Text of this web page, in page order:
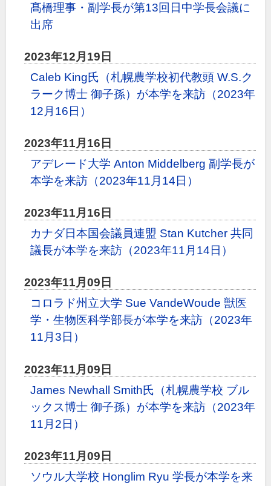
髙橋理事・副学長が第13回日中学長会議に
出席
2023年12月19日
Caleb King氏（札幌農学校初代教頭 W.S.ク
ラーク博士 御子孫）が本学を来訪（2023年
12月16日）
2023年11月16日
アデレード大学 Anton Middelberg 副学長が
本学を来訪（2023年11月14日）
2023年11月16日
カナダ日本国会議員連盟 Stan Kutcher 共同
議長が本学を来訪（2023年11月14日）
2023年11月09日
コロラド州立大学 Sue VandeWoude 獣医
学・生物医科学部長が本学を来訪（2023年
11月3日）
2023年11月09日
James Newhall Smith氏（札幌農学校 ブル
ックス博士 御子孫）が本学を来訪（2023年
11月2日）
2023年11月09日
ソウル大学校 Honglim Ryu 学長が本学を来